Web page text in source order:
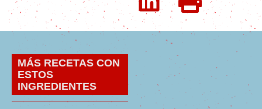
MÁS RECETAS CON
ESTOS
INGREDIENTES